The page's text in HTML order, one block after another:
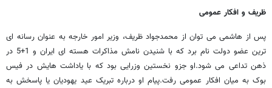
ظریف و افکار عمومی
پس از هاشمی می توان از محمدجواد ظریف، وزیر امور خارجه به عنوان رسانه ای
ترین عضو دولت نام برد که با شنیدن نامش مذاکرات هسته ای ایران و 1+5 در
ذهن تداعی می شود.او جزو نخستین وزرایی بود که با یاداشت هایش در فیس
بوک به میان افکار عمومی رفت.پیام او درباره تبریک عید یهودیان یا پاسخش به